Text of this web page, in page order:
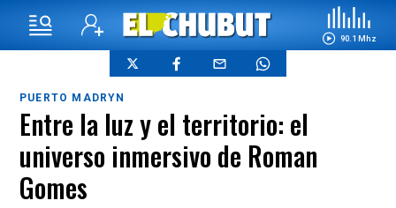
90.1 Mhz
PUERTO MADRYN
Entre la luz y el territorio: el
universo inmersivo de Roman
Gomes